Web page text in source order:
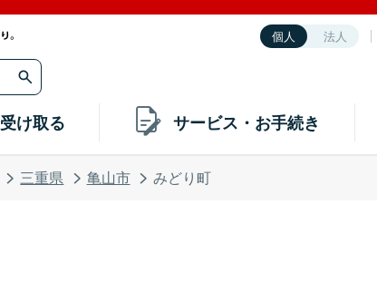
個人 法人
受け取る サービス・お手続き
三重県 亀山市 みどり町